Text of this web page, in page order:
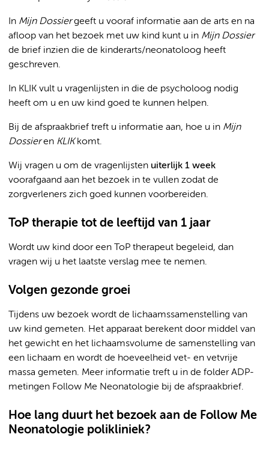
In Mijn Dossiergeeft u vooraf informatie aan de arts en na
afloop van het bezoek met uw kind kunt u in Mijn Dossier
de brief inzien die de kinderarts/neonatoloog heeft
geschreven.
In KLIK vult u vragenlijsten in die de psycholoog nodig
heeft om u en uw kind goed te kunnen helpen.
Bij de afspraakbrief treft u informatie aan, hoe u in Mijn
Dossieren KLIK komt.
Wij vragen u om de vragenlijsten uiterlijk 1 week
voorafgaand aan het bezoek in te vullen zodat de
zorgverleners zich goed kunnen voorbereiden.
ToP therapie tot de leeftijd van 1 jaar
Wordt uw kind door een ToP therapeut begeleid, dan
vragen wij u het laatste verslag mee te nemen.
Volgen gezonde groei
Tijdens uw bezoek wordt de lichaamssamenstelling van
uw kind gemeten. Het apparaat berekent door middel van
het gewicht en het lichaamsvolume de samenstelling van
een lichaam en wordt de hoeveelheid vet- en vetvrije
massa gemeten. Meer informatie treft u in de folder ADP-
metingen Follow Me Neonatologie bij de afspraakbrief.
Hoe lang duurt het bezoek aan de Follow Me
Neonatologie polikliniek?